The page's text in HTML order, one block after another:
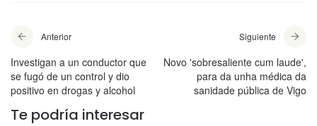
Anterior
Investigan a un conductor que
se fugó de un control y dio
positivo en drogas y alcohol
Siguiente
Novo 'sobresaliente cum laude',
para da unha médica da
sanidade pública de Vigo
Te podría interesar